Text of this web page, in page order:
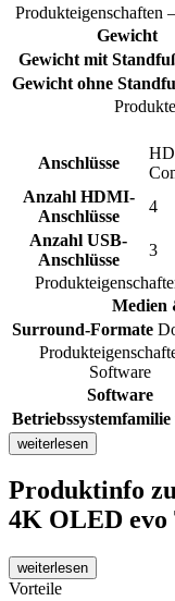
Produkteigenschaften
Gewicht
Gewicht mit
Gewicht ohne
Anschlüsse
Anzahl HDMI-
Anschlüsse
4
Anzahl USB-
Anschlüsse
3
Medien
Surround-Formate
Software
Software
Betriebssystemfamilie
weiterlesen
Produktinfo
4K OLED evo
weiterlesen
Vorteile